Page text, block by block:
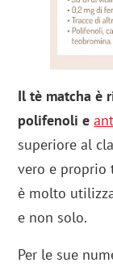
Il tè matcha è
polifenoli e
superiore al
vero e proprio
è molto
e non solo.
Per le sue